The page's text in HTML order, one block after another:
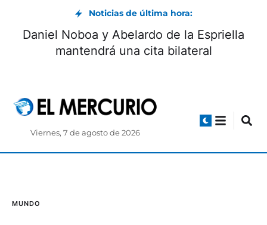
Noticias de última hora:
Daniel Noboa y Abelardo de la Espriella
mantendrá una cita bilateral
Viernes, 7 de agosto de 2026
MUNDO